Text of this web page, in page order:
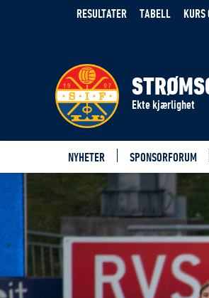
RESULTATER TABELL KURS
Ekte kjærlighet
NYHETER SPONSORFORUM